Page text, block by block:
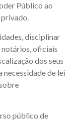
Público ao
disciplinar
oficiais
dos seus
necessidade de lei
público de